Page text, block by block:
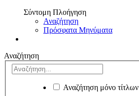
Σύντομη Πλοήγηση
Αναζήτηση
Πρόσφατα Μηνύματα
Αναζήτηση
Αναζήτηση μόνο τίτλων